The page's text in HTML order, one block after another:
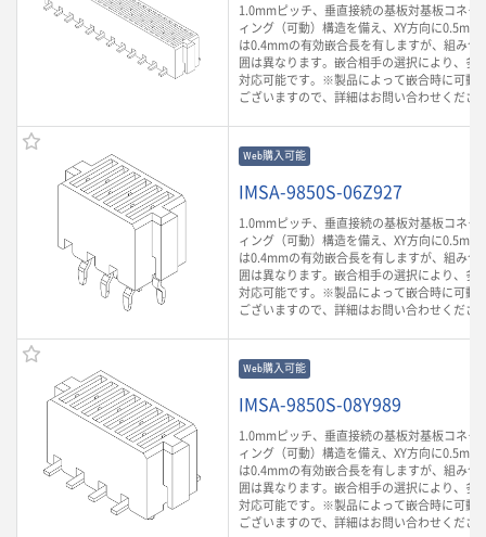
1.0mmピッチ、垂直接続の基板対基板コネク
ィング（可動）構造を備え、XY方向に
は0.4mmの有効嵌合長を有しますが、組み合
囲は異なります。嵌合相手の選択により、多
対応可能です。※製品によって嵌合時に可動
ございますので、詳細はお問い合わせくださ
Web購入可能
IMSA-9850S-06Z927
1.0mmピッチ、垂直接続の基板対基板コネク
ィング（可動）構造を備え、XY方向に
は0.4mmの有効嵌合長を有しますが、組み合
囲は異なります。嵌合相手の選択により、多
対応可能です。※製品によって嵌合時に可動
ございますので、詳細はお問い合わせくださ
Web購入可能
IMSA-9850S-08Y989
1.0mmピッチ、垂直接続の基板対基板コネク
ィング（可動）構造を備え、XY方向に
は0.4mmの有効嵌合長を有しますが、組み合
囲は異なります。嵌合相手の選択により、多
対応可能です。※製品によって嵌合時に可動
ございますので、詳細はお問い合わせくださ